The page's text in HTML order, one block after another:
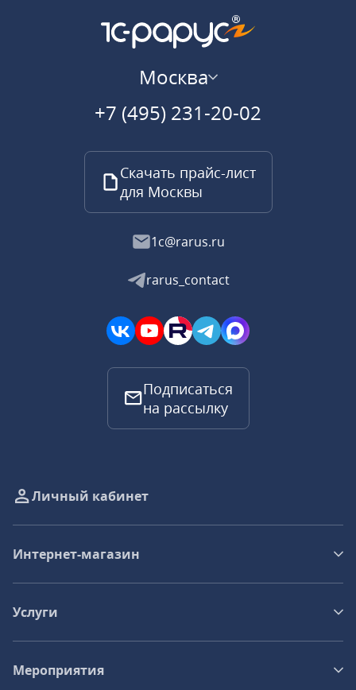
Москва
+7 (495) 231-20-02
Скачать прайс-лист
для Москвы
1c@rarus.ru
rarus_contact
Подписаться
на рассылку
Личный кабинет
Интернет-магазин
Услуги
Мероприятия